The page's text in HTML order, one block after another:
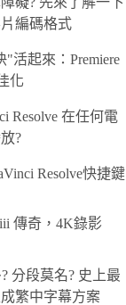
編碼格式
活起來：Premiere
化
Resolve 在任何電
?
Resolve快捷鍵
傳奇，4K錄影
分段莫名? 史上最
繁中字幕方案